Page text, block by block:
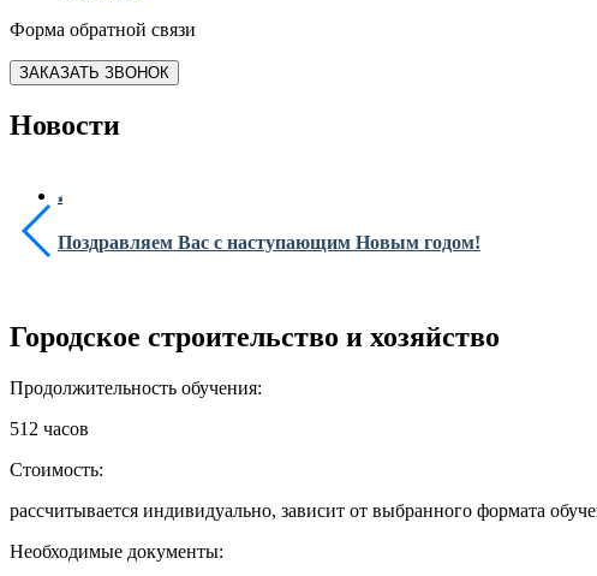
Форма обратной связи
ЗАКАЗАТЬ ЗВОНОК
Новости
Поздравляем Вас с наступающим Новым годом!
Городское строительство и хозяйство
Продолжительность обучения:
512 часов
Стоимость:
рассчитывается индивидуально, зависит от выбранного формата
Необходимые документы: